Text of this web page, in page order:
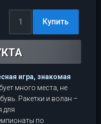
игра, знакомая
много места, не
Ракетки и волан –
для
по